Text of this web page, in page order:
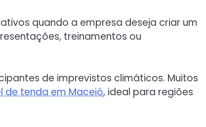
quando a empresa deseja criar um
treinamentos ou
de imprevistos climáticos. Muitos
de tenda em Maceió, ideal para regiões